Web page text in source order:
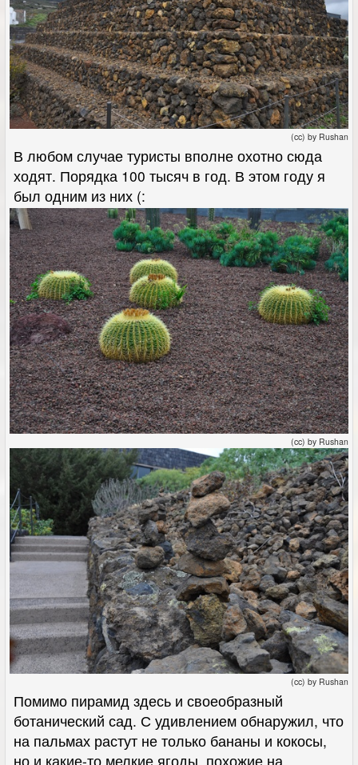
(cc) by Rushan
В любом случае туристы вполне охотно сюда
ходят. Порядка 100 тысяч в год. В этом году я
был одним из них (:
(cc) by Rushan
(cc) by Rushan
Помимо пирамид здесь и своеобразный
ботанический сад. С удивлением обнаружил, что
на пальмах растут не только бананы и кокосы,
но и какие-то мелкие ягоды, похожие на